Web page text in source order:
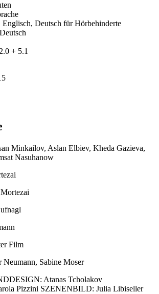
Englisch, Deutsch für Hörbehinderte
Deutsch
+ 5.1
Minkailov, Aslan Elbiev, Kheda Gazieva,
Nasuhanow
Film
Neumann, Sabine Moser
Atanas Tcholakov
Pizzini SZENENBILD: Julia Libiseller